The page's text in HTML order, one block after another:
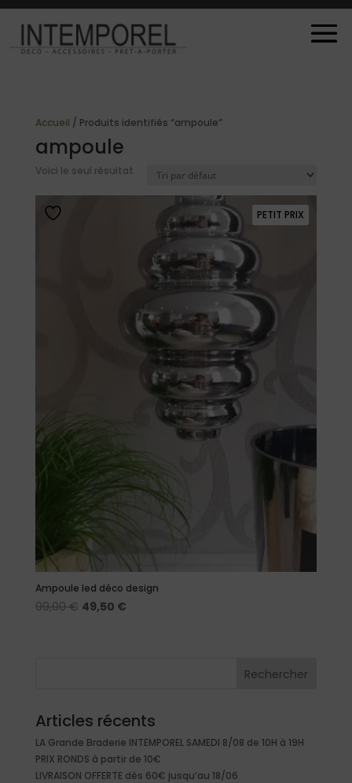
Accueil / Produits identifiés “ampoule”
ampoule
Voici le seul résultat
PETIT PRIX
Ampoule led déco design
99,00€ Le
49,50 €Le
Rechercher
Articles récents
LA Grande Braderie INTEMPOREL SAMEDI 8/08 de 10H à 19H
PRIX RONDS à partir de 10€
LIVRAISON OFFERTE dès 60€ jusqu’au 18/06